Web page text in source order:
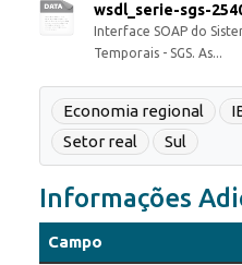
wsdl_serie-sgs-
Interface SOAP do
Temporais - SGS. As...
Economia regional
Setor real
Sul
Informações
Campo